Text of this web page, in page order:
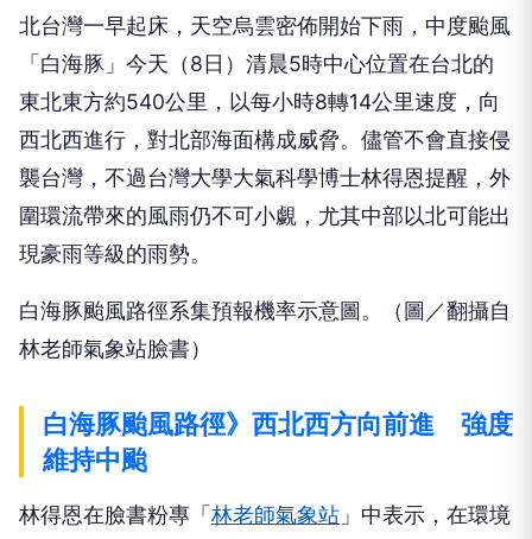
北台灣一早起床，天空烏雲密佈開始下雨，中度颱風
「白海豚」今天（8日）清晨5時中心位置在台北的
東北東方約540公里，以每小時8轉14公里速度，向
西北西進行，對北部海面構成威脅。儘管不會直接侵
襲台灣，不過台灣大學大氣科學博士林得恩提醒，外
圍環流帶來的風雨仍不可小覷，尤其中部以北可能出
現豪雨等級的雨勢。
白海豚颱風路徑系集預報機率示意圖。（圖／翻攝自
林老師氣象站臉書）
白海豚颱風路徑》西北西方向前進 強度
維持中颱
林得恩在臉書粉專「 林老師氣象站 」中表示，在環境